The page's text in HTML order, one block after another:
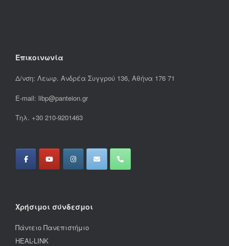
Επικοινωνία
Δ/νση: Λεωφ. Ανδρέα Συγγρού 136, Αθήνα 176 71
E-mail: libp@panteion.gr
Τηλ. +30 210-9201463
Χρήσιμοι σύνδεσμοι
Πάντειο Πανεπιστήμιο
HEAL-LINK